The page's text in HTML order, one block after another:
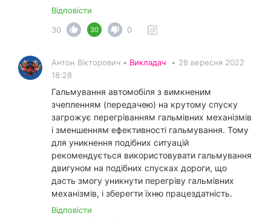
Відповісти
30
30 0
Антон Вікторович • Викладач • 28 вересня 2022
18:28
Гальмування автомобіля з вимкненим
зчепленням (передачею) на крутому спуску
загрожує перегріванням гальмівних механізмів
і зменшенням ефективності гальмування. Тому
для уникнення подібних ситуацій
рекомендується використовувати гальмування
двигуном на подібних спусках дороги, що
дасть змогу уникнути перегріву гальмівних
механізмів, і зберегти їхню працездатність.
Відповісти